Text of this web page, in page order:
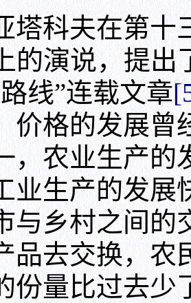
科夫在第十三
的演说，提
路线”连载文章
价格的发展曾
，农业生产的
业生产的发展
与乡村之间的
品去交换，农
份量比过去少